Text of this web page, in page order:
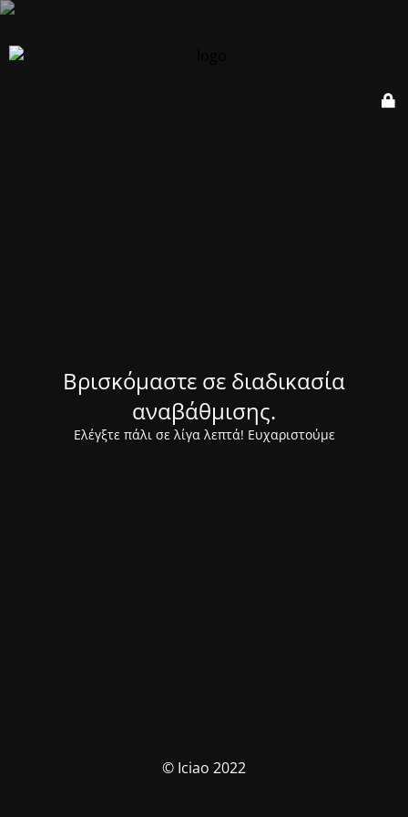
Βρισκόμαστε σε διαδικασία
αναβάθμισης.
Ελέγξτε πάλι σε λίγα λεπτά! Ευχαριστούμε
© Iciao 2022